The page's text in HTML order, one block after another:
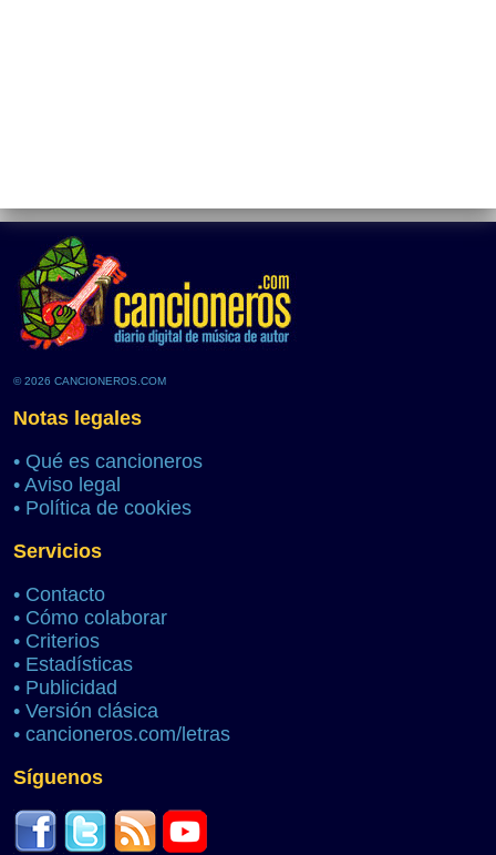
© 2026 CANCIONEROS.COM
Notas legales
• Qué es cancioneros
• Aviso legal
• Política de cookies
Servicios
• Contacto
• Cómo colaborar
• Criterios
• Estadísticas
• Publicidad
• Versión clásica
• cancioneros.com/letras
Síguenos